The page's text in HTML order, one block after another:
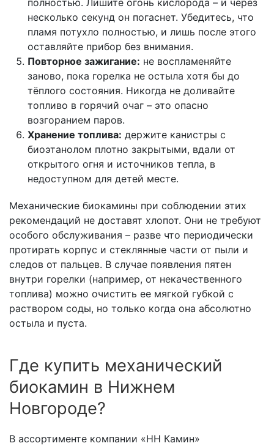
полностью. Лишите огонь кислорода – и через
несколько секунд он погаснет. Убедитесь, что
пламя потухло полностью, и лишь после этого
оставляйте прибор без внимания.
Повторное зажигание: не воспламеняйте
заново, пока горелка не остыла хотя бы до
тёплого состояния. Никогда не доливайте
топливо в горячий очаг – это опасно
возгоранием паров.
Хранение топлива: держите канистры с
биоэтанолом плотно закрытыми, вдали от
открытого огня и источников тепла, в
недоступном для детей месте.
Механические биокамины при соблюдении этих
рекомендаций не доставят хлопот. Они не требуют
особого обслуживания – разве что периодически
протирать корпус и стеклянные части от пыли и
следов от пальцев. В случае появления пятен
внутри горелки (например, от некачественного
топлива) можно очистить ее мягкой губкой с
раствором соды, но только когда она абсолютно
остыла и пуста.
Где купить механический
биокамин в Нижнем
Новгороде?
В ассортименте компании «НН Камин»